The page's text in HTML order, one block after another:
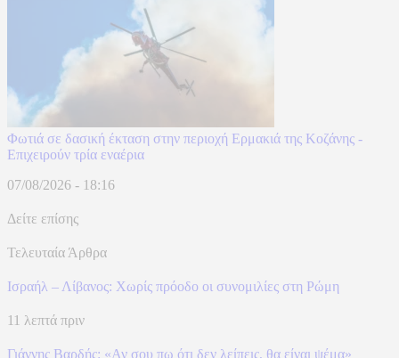
Φωτιά σε δασική έκταση στην περιοχή Ερμακιά της Κοζάνης -
Επιχειρούν τρία εναέρια
07/08/2026 - 18:16
Δείτε επίσης
Τελευταία Άρθρα
Ισραήλ – Λίβανος: Xωρίς πρόοδο οι συνομιλίες στη Ρώμη
11 λεπτά πριν
Γιάννης Βαρδής: «Αν σου πω ότι δεν λείπεις, θα είναι ψέμα»